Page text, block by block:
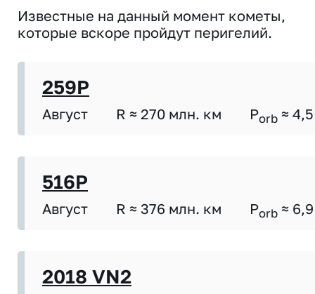
Известные на данный момент кометы,
которые вскоре пройдут перигелий.
259P
Август R ≈ 270 млн. км Porb ≈ 4,5
516P
Август R ≈ 376 млн. км Porb ≈ 6,9
2018 VN2